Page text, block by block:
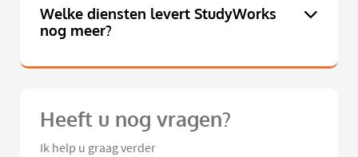
Welke diensten levert StudyWorks
nog meer?
Heeft u nog vragen?
Ik help u graag verder